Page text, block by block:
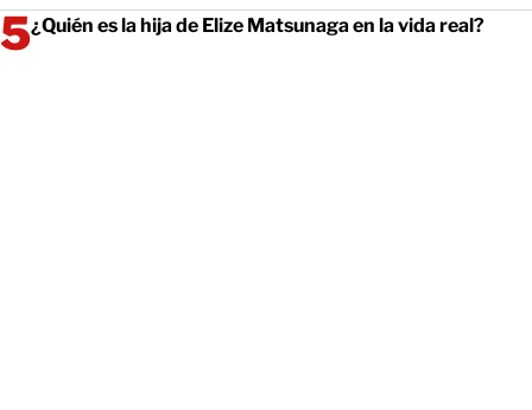
¿Quién es la hija de Elize Matsunaga en la vida real?